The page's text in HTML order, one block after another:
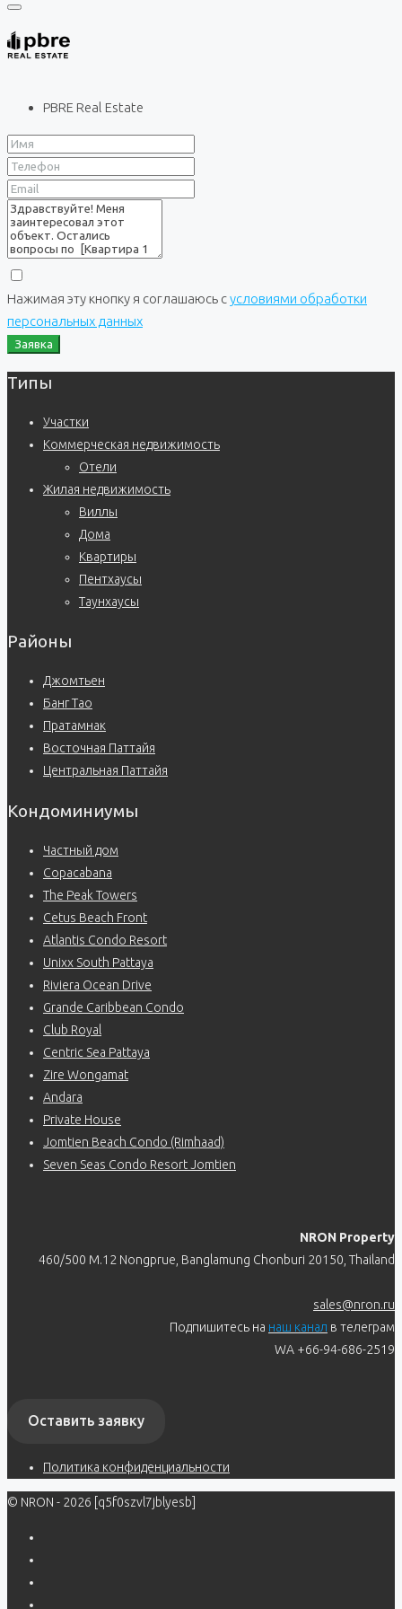
PBRE Real Estate
Нажимая эту кнопку я соглашаюсь сусловиями обработки
персональных данных
Заявка
Типы
Участки
Коммерческая недвижимость
Отели
Жилая недвижимость
Виллы
Дома
Квартиры
Пентхаусы
Таунхаусы
Районы
Джомтьен
Банг Тао
Пратамнак
Восточная Паттайя
Центральная Паттайя
Кондоминиумы
Частный дом
Copacabana
The Peak Towers
Cetus Beach Front
Atlantis Condo Resort
Unixx South Pattaya
Riviera Ocean Drive
Grande Caribbean Condo
Club Royal
Centric Sea Pattaya
Zire Wongamat
Andara
Private House
Jomtien Beach Condo (Rimhaad)
Seven Seas Condo Resort Jomtien
NRON Property
460/500 M.12 Nongprue, Banglamung Chonburi 20150, Thailand
sales@nron.ru
Подпишитесь на наш канал в телеграм
WA +66-94-686-2519
Оставить заявку
Политика конфиденциальности
© NRON - 2026 [q5f0szvl7jblyesb]